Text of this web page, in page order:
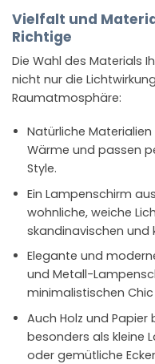
Vielfalt und
Richtige
Die Wahl des Materials
nicht nur die
Raumatmosphäre:
Natürliche
Wärme und passen
Style.
Ein Lampenschirm
wohnliche, weiche
skandinavischen und
Elegante und
und Metall-
minimalistischen
Auch Holz und Papier
besonders als kleine
oder gemütliche